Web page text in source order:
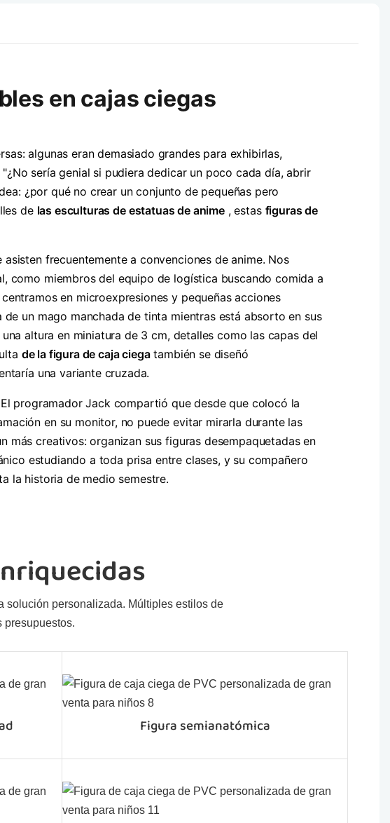
en cajas ciegas
algunas eran demasiado grandes para exhibirlas,
sería genial si pudiera dedicar un poco cada día, abrir
¿por qué no crear un conjunto de pequeñas pero
de las esculturas de estatuas de anime, estas figuras de
frecuentemente a convenciones de anime. Nos
como miembros del equipo de logística buscando comida a
en microexpresiones y pequeñas acciones
un mago manchada de tinta mientras está absorto en sus
altura en miniatura de 3 cm, detalles como las capas del
de la figura de caja ciegatambién se diseñó
una variante cruzada.
programador Jack compartió que desde que colocó la
en su monitor, no puede evitar mirarla durante las
más creativos: organizan sus figuras desempaquetadas en
estudiando a toda prisa entre clases, y su compañero
la historia de medio semestre.
solución personalizada. Múltiples estilos de
presupuestos.
Figura semianatómica